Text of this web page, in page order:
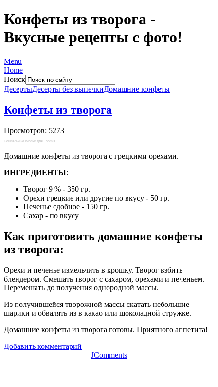
Конфеты из творога -
Вкусные рецепты с фото!
Menu
Home
Поиск
ДесертыДесерты без выпечкиДомашние конфеты
Конфеты из творога
Просмотров: 5273
Социальные кнопки для Joomla
Домашние конфеты из творога с грецкими орехами.
ИНГРЕДИЕНТЫ:
Творог 9 % - 350 гр.
Орехи грецкие или другие по вкусу - 50 гр.
Печенье сдобное - 150 гр.
Сахар - по вкусу
Как приготовить домашние конфеты
из творога:
Орехи и печенье измельчить в крошку. Творог взбить
блендером. Смешать творог с сахаром, орехами и печеньем.
Перемешать до получения однородной массы.
Из получившейся творожной массы скатать небольшие
шарики и обвалять из в какао или шоколадной стружке.
Домашние конфеты из творога готовы. Приятного аппетита!
Добавить комментарий
JComments